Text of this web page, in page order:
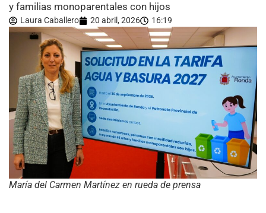
y familias monoparentales con hijos
Laura Caballero 20 abril, 2026 16:19
María del Carmen Martínez en rueda de prensa